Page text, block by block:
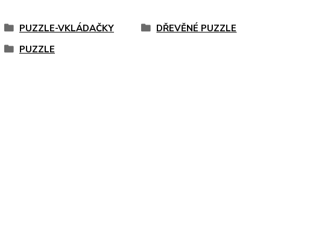
PUZZLE-VKLÁDAČKY
DŘEVĚNÉ PUZZLE
PUZZLE